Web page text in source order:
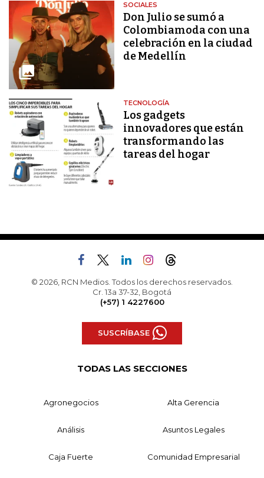
SOCIALES
Don Julio se sumó a
Colombiamoda con una
celebración en la ciudad
de Medellín
TECNOLOGÍA
Los gadgets
innovadores que están
transformando las
tareas del hogar
© 2026, RCN Medios. Todos los derechos reservados.
Cr. 13a 37-32, Bogotá
(+57) 1 4227600
SUSCRÍBASE
TODAS LAS SECCIONES
Agronegocios Alta Gerencia
Análisis Asuntos Legales
Caja Fuerte Comunidad Empresarial